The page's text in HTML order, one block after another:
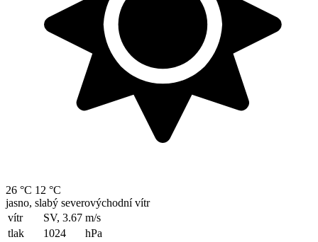
26 °C 12 °C
jasno, slabý severovýchodní vítr
vítr
SV, 3.67 m/s
tlak
1024
hPa